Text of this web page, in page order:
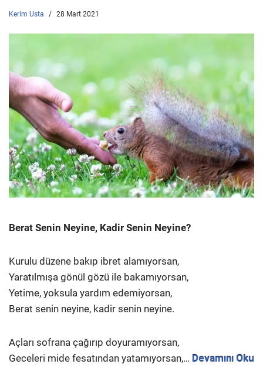
Kerim Usta 28 Mart 2021
Berat Senin Neyine, Kadir Senin Neyine?
Kurulu düzene bakıp ibret alamıyorsan,
Yaratılmışa gönül gözü ile bakamıyorsan,
Yetime, yoksula yardım edemiyorsan,
Berat senin neyine, kadir senin neyine.
Açları sofrana çağırıp doyuramıyorsan,
Geceleri mide fesatından yatamıyorsan,… Devamını Oku